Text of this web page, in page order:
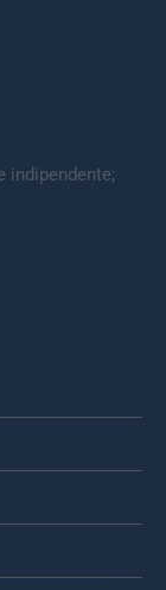
indipendente;